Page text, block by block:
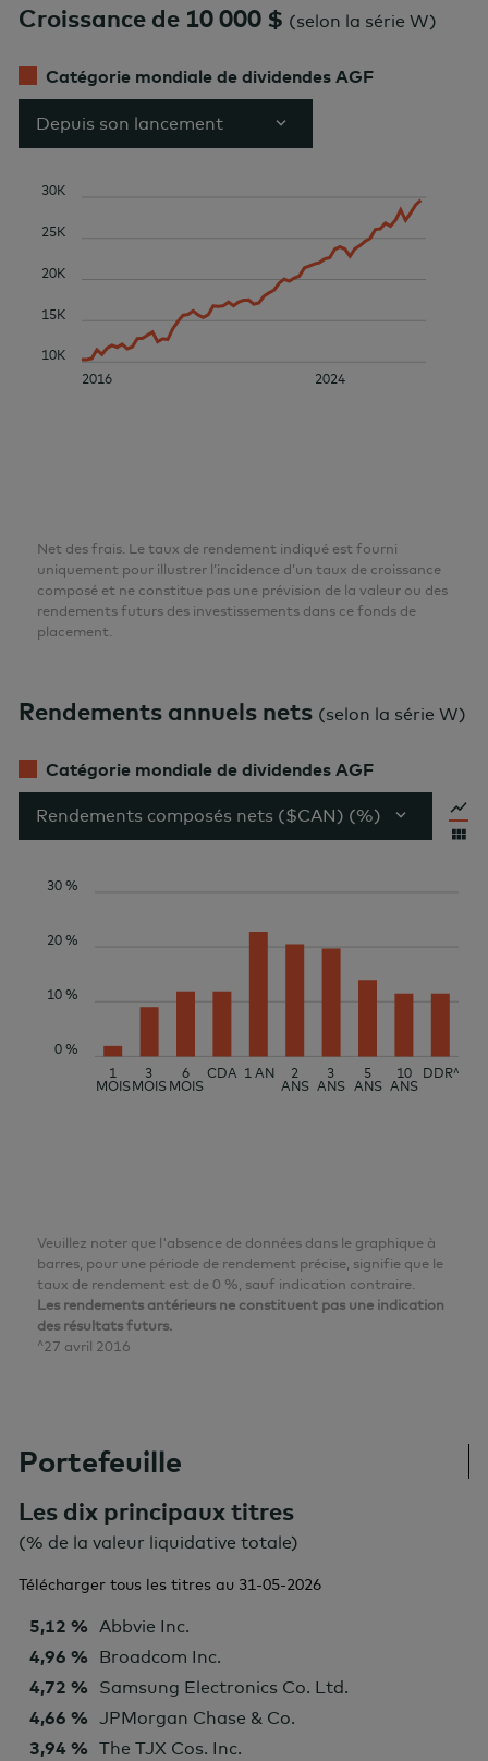
Croissance de 10 000 $ (selon la série W)
Catégorie mondiale de dividendes AGF
Depuis son lancement
2016 2024
10K
15K
20K
25K
30K
Net des frais. Le taux de rendement indiqué est fourni
uniquement pour illustrer l’incidence d’un taux de croissance
composé et ne constitue pas une prévision de la valeur ou des
rendements futurs des investissements dans ce fonds de
placement.
Rendements annuels nets (selon la série W)
Catégorie mondiale de dividendes AGF
Rendements composés nets ($CAN) (%)
1
MOIS
3
MOIS
6
MOIS
CDA 1 AN
2
ANS
3
ANS
5
ANS
10
ANS
DDR^
0 %
10 %
20 %
30 %
Veuillez noter que l'absence de données dans le graphique à
barres, pour une période de rendement précise, signifie que le
taux de rendement est de 0 %, sauf indication contraire.
Les rendements antérieurs ne constituent pas une indication
des résultats futurs.
^27 avril 2016
Portefeuille
Les dix principaux titres
(% de la valeur liquidative totale)
Télécharger tous les titres au 31-05-2026
5,12 % Abbvie Inc.
4,96 % Broadcom Inc.
4,72 % Samsung Electronics Co. Ltd.
4,66 % JPMorgan Chase & Co.
3,94 % The TJX Cos. Inc.